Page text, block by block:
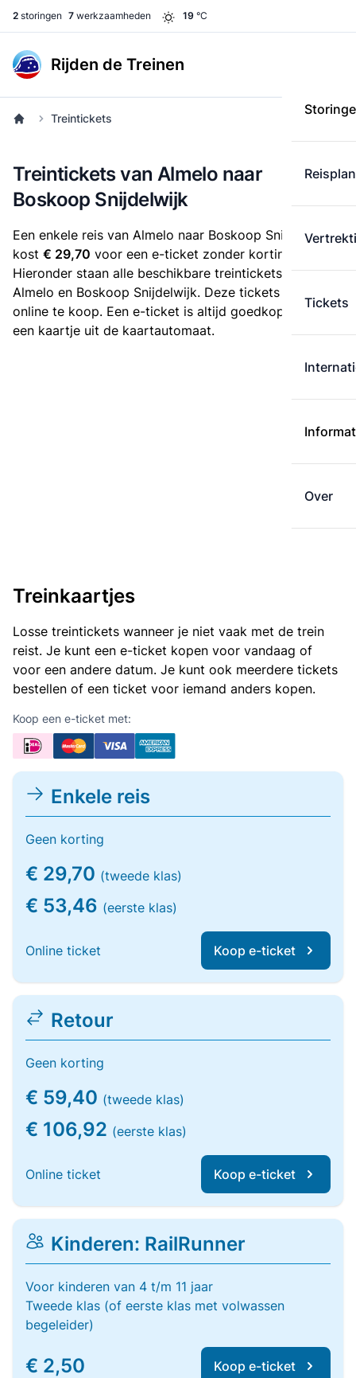
2 storingen 7 werkzaamheden 19 °C
Rijden de Treinen
Tickets
Over
Treintickets
Treintickets van Almelo naar
Boskoop Snijdelwijk
Een enkele reis van Almelo naar Boskoop Snijdelwijk
kost € 29,70 voor een e-ticket zonder korting.
Hieronder staan alle beschikbare treintickets tussen
Almelo en Boskoop Snijdelwijk. Deze tickets zijn
online te koop. Een e-ticket is altijd goedkoper dan
een kaartje uit de kaartautomaat.
Treinkaartjes
Losse treintickets wanneer je niet vaak met de trein
reist. Je kunt een e-ticket kopen voor vandaag of
voor een andere datum. Je kunt ook meerdere tickets
bestellen of een ticket voor iemand anders kopen.
Koop een e-ticket met:
Enkele reis
Geen korting
€ 29,70 (tweede klas)
€ 53,46 (eerste klas)
Online ticket Koop e-ticket
Retour
Geen korting
€ 59,40 (tweede klas)
€ 106,92 (eerste klas)
Online ticket Koop e-ticket
Kinderen: RailRunner
Voor kinderen van 4 t/m 11 jaar
Tweede klas (of eerste klas met volwassen
begeleider)
€ 2,50 Koop e-ticket